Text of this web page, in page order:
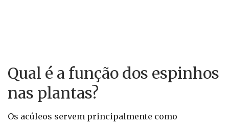
Qual é a função dos espinhos
nas plantas?
Os acúleos servem principalmente como